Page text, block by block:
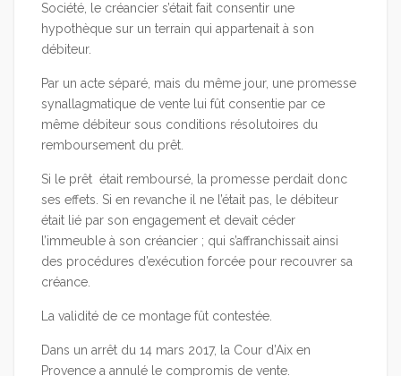
Société, le créancier s’était fait consentir une
hypothèque sur un terrain qui appartenait à son
débiteur.
Par un acte séparé, mais du même jour, une promesse
synallagmatique de vente lui fût consentie par ce
même débiteur sous conditions résolutoires du
remboursement du prêt.
Si le prêt était remboursé, la promesse perdait donc
ses effets. Si en revanche il ne l’était pas, le débiteur
était lié par son engagement et devait céder
l’immeuble à son créancier ; qui s’affranchissait ainsi
des procédures d’exécution forcée pour recouvrer sa
créance.
La validité de ce montage fût contestée.
Dans un arrêt du 14 mars 2017, la Cour d’Aix en
Provence a annulé le compromis de vente.